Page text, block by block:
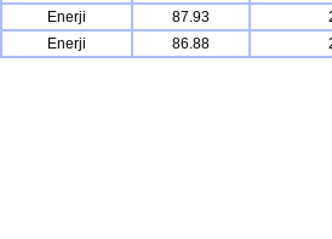
Enerji 87.93
Enerji 86.88